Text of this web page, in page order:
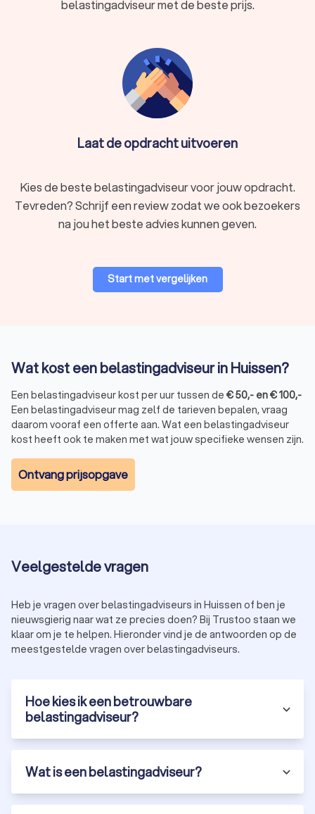
belastingadviseur met de beste prijs.
Laat de opdracht uitvoeren
Kies de beste belastingadviseur voor jouw opdracht.
Tevreden? Schrijf een review zodat we ook bezoekers
na jou het beste advies kunnen geven.
Start met vergelijken
Wat kost een belastingadviseur in Huissen?
Een belastingadviseur kost per uur tussen de €50,- en€100,-
Een belastingadviseur mag zelf de tarieven bepalen, vraag
daarom vooraf een offerte aan. Wat een belastingadviseur
kost heeft ook te maken met wat jouw specifieke wensen zijn.
Ontvang prijsopgave
Veelgestelde vragen
Heb je vragen over belastingadviseurs in Huissen of ben je
nieuwsgierig naar wat ze precies doen? Bij Trustoo staan we
klaar om je te helpen. Hieronder vind je de antwoorden op de
meestgestelde vragen over belastingadviseurs.
Hoe kies ik een betrouwbare
belastingadviseur?
Wat is een belastingadviseur?